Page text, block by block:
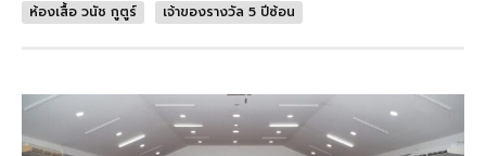
ห้องเสื้อ วนัช กูตูร์
เจ้าของรางวัล 5 ปีซ้อน